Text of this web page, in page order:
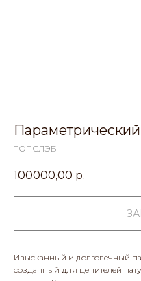
ТОПСЛЭБ
100000,00 р.
Изысканный и долговечный
созданный для ценителей